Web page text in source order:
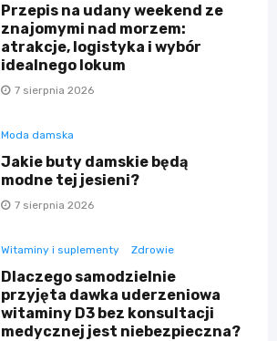
Przepis na udany weekend ze
znajomymi nad morzem:
atrakcje, logistyka i wybór
idealnego lokum
7 sierpnia 2026
Moda damska
Jakie buty damskie będą
modne tej jesieni?
7 sierpnia 2026
Witaminy i suplementy Zdrowie
Dlaczego samodzielnie
przyjęta dawka uderzeniowa
witaminy D3 bez konsultacji
medycznej jest niebezpieczna?